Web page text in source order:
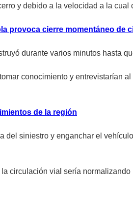
y debido a la velocidad a la
provoca cierre momentáneo de
durante varios minutos hasta
conocimiento y entrevistarían
de la región
del siniestro y enganchar el
circulación vial sería